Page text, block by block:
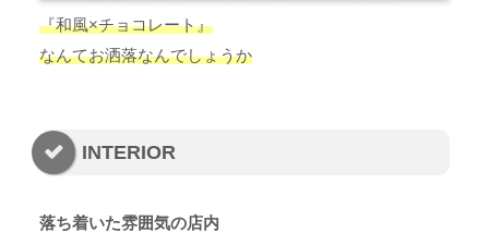
『和風×チョコレート』
なんてお洒落なんでしょうか
INTERIOR
落ち着いた雰囲気の店内